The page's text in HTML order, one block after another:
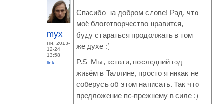
myx
Пн, 2018-
12-24
13:58
link
Спасибо на добром слове! Рад, что
моё блоготворчество нравится,
буду стараться продолжать в том
же духе :)
P.S. Мы, кстати, последний год
живём в Таллине, просто я никак не
соберусь об этом написать. Так что
предложение по-прежнему в силе :)